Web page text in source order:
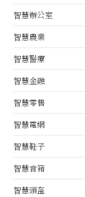
智慧辦公室
智慧農業
智慧醫療
智慧金融
智慧零售
智慧電網
智慧鞋子
智慧音箱
智慧頭盔